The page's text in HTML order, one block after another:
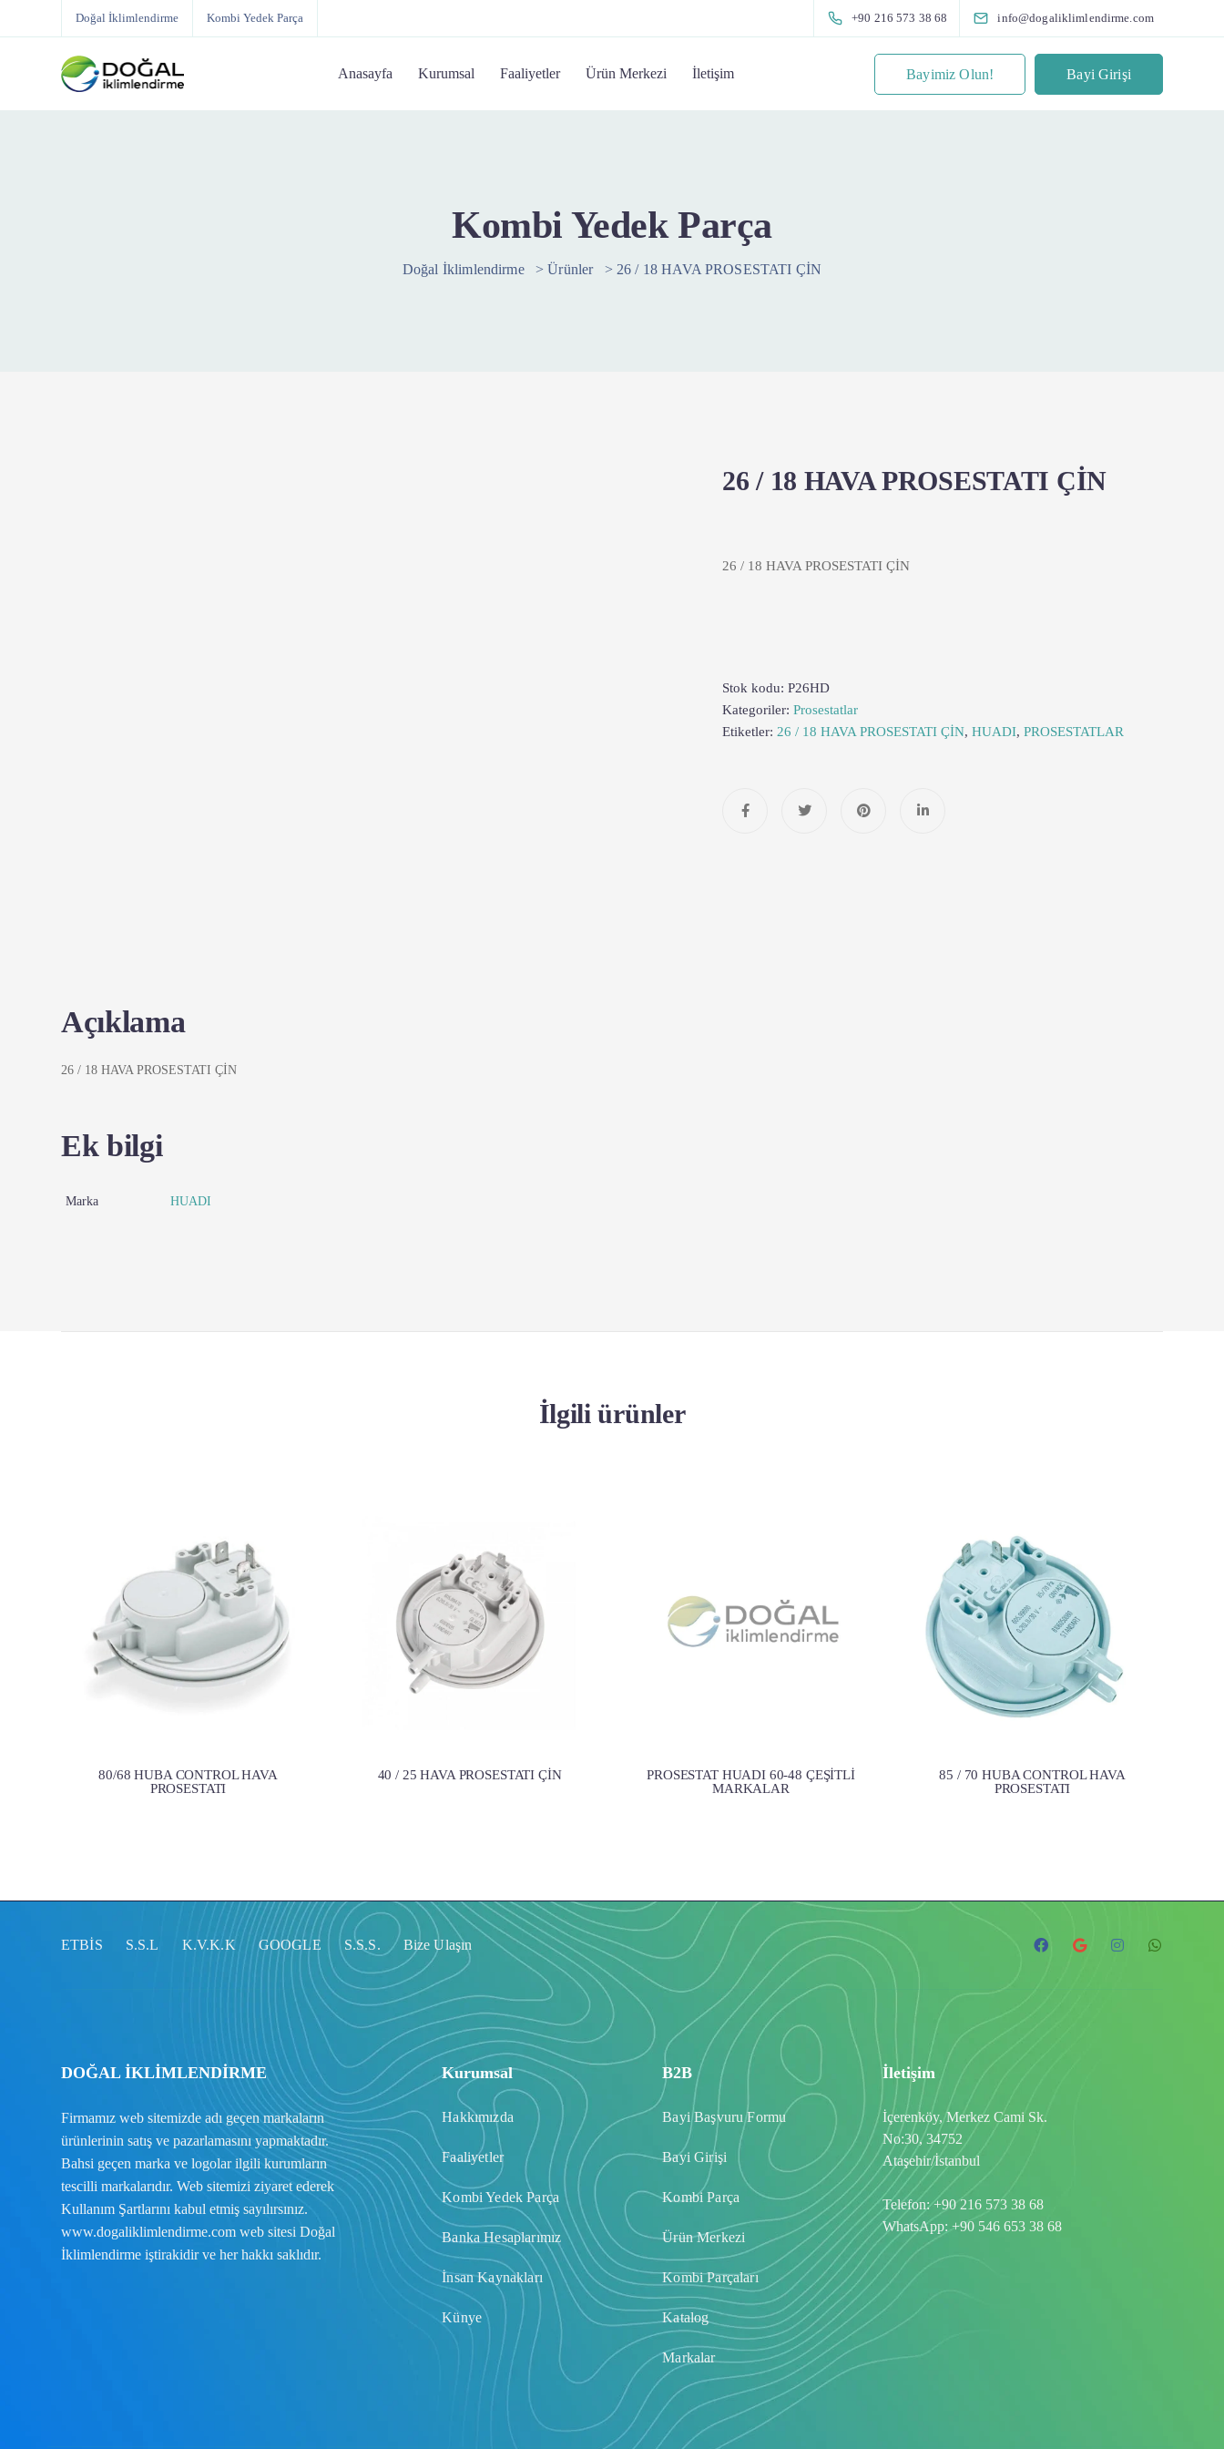
Doğal İklimlendirme Kombi Yedek Parça +90 216 573 38 68 info@dogaliklimlendirme.com
Anasayfa Kurumsal Faaliyetler Ürün Merkezi İletişim Bayimiz Olun! Bayi Girişi
Kombi Yedek Parça
Doğal İklimlendirme >Ürünler > 26 / 18 HAVA PROSESTATI ÇİN
26 / 18 HAVA PROSESTATI ÇİN
26 / 18 HAVA PROSESTATI ÇİN
Stok kodu: P26HD
Kategoriler: Prosestatlar
Etiketler: 26 / 18 HAVA PROSESTATI ÇİN, HUADI, PROSESTATLAR
Açıklama
26 / 18 HAVA PROSESTATI ÇİN
Ek bilgi
Marka HUADI
İlgili ürünler
80/68 HUBA CONTROL HAVA
PROSESTATI
40 / 25 HAVA PROSESTATI ÇİN
PROSESTAT HUADI 60-48 ÇEŞİTLİ
MARKALAR
85 / 70 HUBA CONTROL HAVA
PROSESTATI
ETBİS S.S.L K.V.K.K GOOGLE S.S.S. Bize Ulaşın
DOĞAL İKLİMLENDİRME
Firmamız web sitemizde adı geçen markaların
ürünlerinin satış ve pazarlamasını yapmaktadır.
Bahsi geçen marka ve logolar ilgili kurumların
tescilli markalarıdır. Web sitemizi ziyaret ederek
Kullanım Şartlarını kabul etmiş sayılırsınız.
www.dogaliklimlendirme.com web sitesi Doğal
İklimlendirme iştirakidir ve her hakkı saklıdır.
Kurumsal
Hakkımızda
Faaliyetler
Kombi Yedek Parça
Banka Hesaplarımız
İnsan Kaynakları
Künye
B2B
Bayi Başvuru Formu
Bayi Girişi
Kombi Parça
Ürün Merkezi
Kombi Parçaları
Katalog
Markalar
İletişim
İçerenköy, Merkez Cami Sk.
No:30, 34752
Ataşehir/İstanbul
Telefon:+90 216 573 38 68
WhatsApp:+90 546 653 38 68